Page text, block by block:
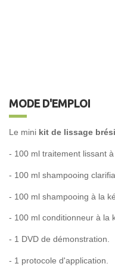
MODE D'EMPLOI
Le mini kit de lissage
- 100 ml traitement lissant à
- 100 ml shampooing
- 100 ml shampooing à la
- 100 ml conditionneur à la
- 1 DVD de démonstration.
- 1 protocole d'application.